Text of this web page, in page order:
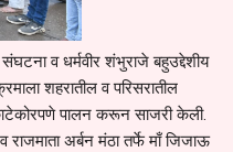
व धर्मवीर शंभुराजे बहुउद्देशीय
शहरातील व परिसरातील
पालन करून साजरी केली.
अर्बन मंठा तर्फे माँ जिजाऊ